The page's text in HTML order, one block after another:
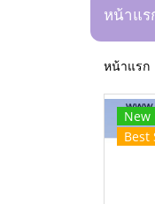
หน้าแร
หน้าแรก
New
Best